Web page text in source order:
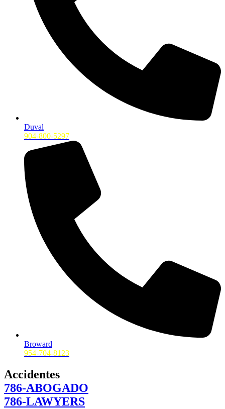
Duval
904-800-5297
Broward
954-704-8123
Accidentes
786-ABOGADO
786-LAWYERS